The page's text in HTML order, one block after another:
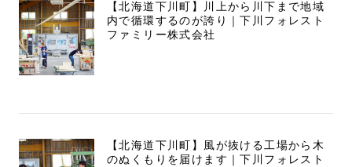
【北海道下川町】川上から川下まで地域
内で循環するのが誇り｜下川フォレスト
ファミリー株式会社
【北海道下川町】風が抜ける工場から木
のぬくもりを届けます｜下川フォレスト